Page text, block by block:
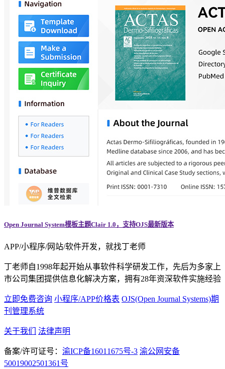
Open Journal System模板主题Clair 1.0，支持OJS最新版本
APP/小程序/网站/软件开发，就找丁老师
丁老师自1998年起开始从事软件科学研发工作，先后为多家上
市公司集团提供信息化解决方案，拥有28年资深软件实施经验
立即免费咨询 小程序/APP价格表 OJS(Open Journal Systems)期
刊管理系统
关于我们 法律声明
备案/许可证号： 渝ICP备16011675号-3 渝公网安备
50019002501361号